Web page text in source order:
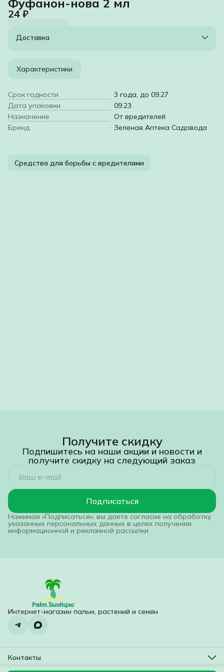
24 ₽
Доставка
Характеристики
Срок годности
3 года, до 09.27
Дата упаковки
09.23
Назначение
От вредителей
Бренд
Зеленая Аптека Садовода
Средства для борьбы с вредителями
Получите скидку
Подпишитесь на наши акции и новости и
получите скидку на следующий заказ
Подписаться
Нажимая «Подписаться», вы даете согласие на обработку
указанных персональных данных в целях получения
информационной и рекламной рассылки
Интернет-магазин пальм, растений и семян
Контакты
Адрес